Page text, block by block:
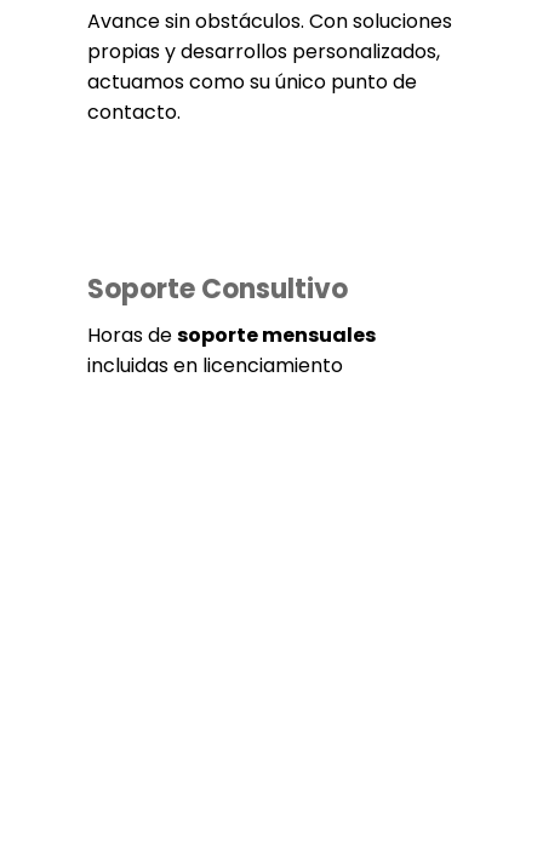
Avance sin obstáculos. Con soluciones
propias y desarrollos personalizados,
actuamos como su único punto de
contacto.
Soporte Consultivo
Horas desoporte mensuales
incluidas en licenciamiento